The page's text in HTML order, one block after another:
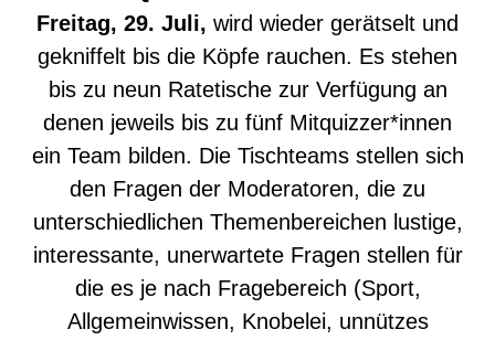
Freitag, 29. Juli, wird wieder gerätselt und
gekniffelt bis die Köpfe rauchen. Es stehen
bis zu neun Ratetische zur Verfügung an
denen jeweils bis zu fünf Mitquizzer*innen
ein Team bilden. Die Tischteams stellen sich
den Fragen der Moderatoren, die zu
unterschiedlichen Themenbereichen lustige,
interessante, unerwartete Fragen stellen für
die es je nach Fragebereich (Sport,
Allgemeinwissen, Knobelei, unnützes